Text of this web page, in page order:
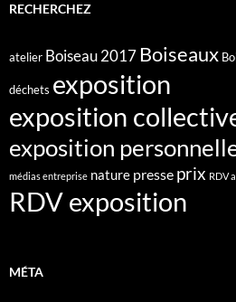
RECHERCHEZ
atelier Boiseau 2017Boiseaux
déchets exposition
exposition
exposition
médias entreprise nature presse prix RDV
RDV exposition
MÉTA